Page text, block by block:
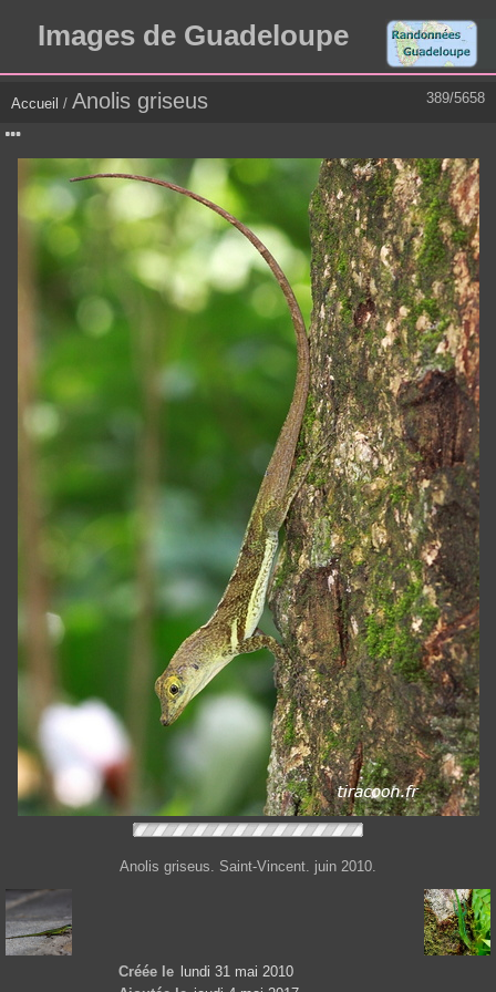
Images de Guadeloupe
389/5658
Accueil / Anolis griseus
Anolis griseus. Saint-Vincent. juin 2010.
Créée le
lundi 31 mai 2010